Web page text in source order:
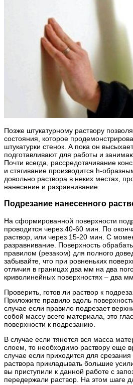
Позже штукатурному раствору
состояния, которое
штукатурки стенок. А пока он
подготавливают для работы и
Почти всегда, рассредотачивание
и стягивание производится h-
довольно раствора в неких местах,
нанесение и разравнивание.
Подрезание нанесенного
На сформированной поверхности
проводится через 40-60 мин. По
раствор, или через 15-20 мин. С
разравнивание. Поверхность
правилом (резаком) для полного
забывайте, что при ровненьких
отличия в границах два мм на два
криволинейных поверхностях – два
Проверить, готов ли раствор к
Приложите правило вдоль
случае если правило подрезает
собой массу всего материала, это
поверхности к подрезанию.
В случае если тянется вся масса
слоем, то необходимо раствору еще
случае если приходится для срезания
раствора прикладывать большие
вы приступили к данной работе с
передержали раствор. На этом шаге